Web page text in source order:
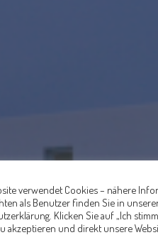
verwendet Cookies – nähere
als Benutzer finden Sie in
Klicken Sie auf „Ich
akzeptieren und direkt unsere